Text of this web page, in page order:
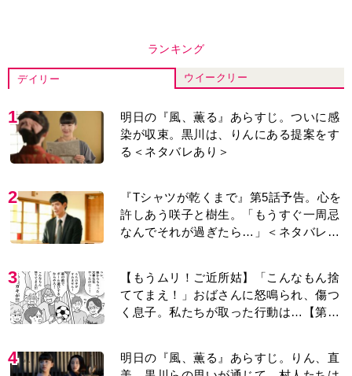
1
明日の『風、薫る』あらすじ。ついに感
る＜ネタバレあり＞
2
『Tシャツが乾くまで』第5話予告。心を
なんでそれが過ぎたら…」＜ネタバレあ
り＞
3
【もうムリ！ご近所姑】「こんなもん捨
く息子。私たちが取った行動は…【第3
話】
4
明日の『風、薫る』あらすじ。りん、直
少しずつ理解を示し始める＜ネタバレあ
り＞